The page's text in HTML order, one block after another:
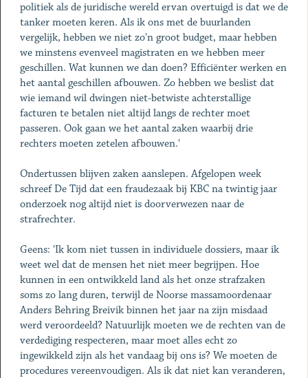
politiek als de juridische wereld ervan overtuigd is dat we de
tanker moeten keren. Als ik ons met de buurlanden
vergelijk, hebben we niet zo'n groot budget, maar hebben
we minstens evenveel magistraten en we hebben meer
geschillen. Wat kunnen we dan doen? Efficiënter werken en
het aantal geschillen afbouwen. Zo hebben we beslist dat
wie iemand wil dwingen niet-betwiste achterstallige
facturen te betalen niet altijd langs de rechter moet
passeren. Ook gaan we het aantal zaken waarbij drie
rechters moeten zetelen afbouwen.'
Ondertussen blijven zaken aanslepen. Afgelopen week
schreef De Tijd dat een fraudezaak bij KBC na twintig jaar
onderzoek nog altijd niet is doorverwezen naar de
strafrechter.
Geens: 'Ik kom niet tussen in individuele dossiers, maar ik
weet wel dat de mensen het niet meer begrijpen. Hoe
kunnen in een ontwikkeld land als het onze strafzaken
soms zo lang duren, terwijl de Noorse massamoordenaar
Anders Behring Breivik binnen het jaar na zijn misdaad
werd veroordeeld? Natuurlijk moeten we de rechten van de
verdediging respecteren, maar moet alles echt zo
ingewikkeld zijn als het vandaag bij ons is? We moeten de
procedures vereenvoudigen. Als ik dat niet kan veranderen,